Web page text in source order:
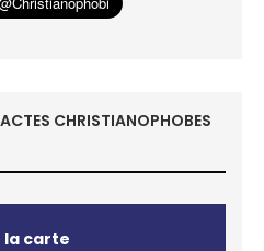
CHRISTIANOPHOBES
la carte